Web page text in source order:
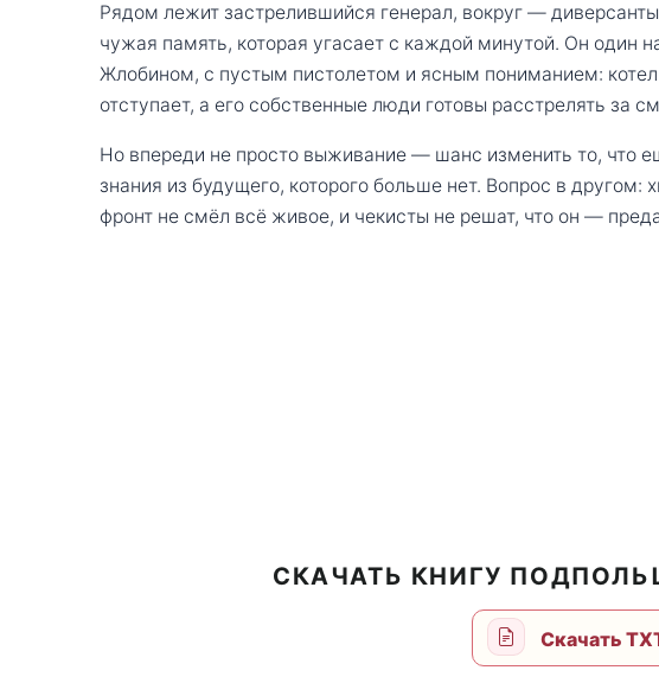
Рядом лежит застрелившийся генерал, вокруг —
чужая память, которая угасает с каждой минутой. Он один
Жлобином, с пустым пистолетом и ясным пониманием:
отступает, а его собственные люди готовы расстрелять за
Но впереди не просто выживание — шанс изменить то, что
знания из будущего, которого больше нет. Вопрос в другом:
фронт не смёл всё живое, и чекисты не решат, что он —
СКАЧАТЬ КНИГУ
Скачать